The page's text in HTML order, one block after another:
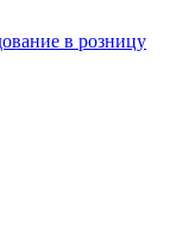
в розницу